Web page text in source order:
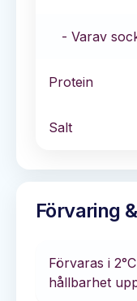
- Varav
Protein
Salt
Förvaring
Förvaras i
hållbarhet